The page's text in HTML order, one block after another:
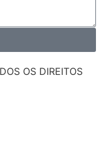
OS DIREITOS